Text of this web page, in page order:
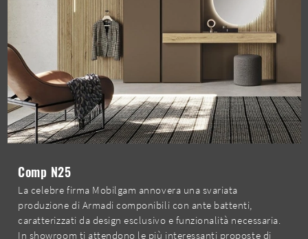
Comp N25
La celebre firma Mobilgam annovera una svariata
produzione di Armadi componibili con ante battenti,
caratterizzati da design esclusivo e funzionalità necessaria.
In showroom ti attendono le più interessanti proposte di